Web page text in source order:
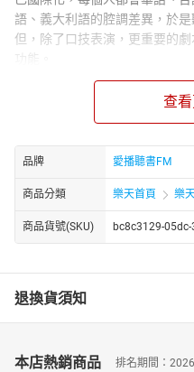
語、義大利語的腔調差異，於
但，除了口技表演，更重要的
【相聲瓦舍】的相聲，不打高
自己，不施類固醇，不用普拿
躍，在閒聊之中發想，在飯前
癮，【相聲瓦舍】與大家在一起
章節：
02段子一【婊子】
03段子二【妃子】
06段子三【馬子】
07過場
查
品牌 愛播聽書FM
商品分類 樂天首頁 樂
商品貨號(SKU) bc8c3129-
退換貨須知
本店熱銷商品 排名期間：